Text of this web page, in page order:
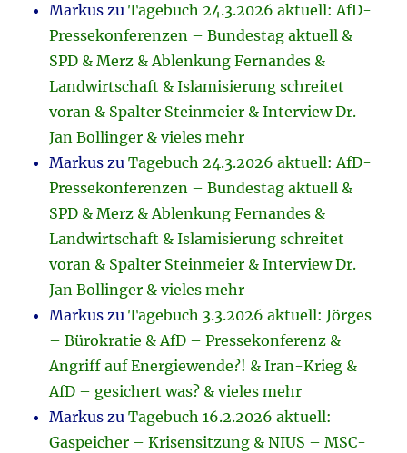
Markus zuTagebuch 24.3.2026 aktuell: AfD-
Pressekonferenzen – Bundestag aktuell &
SPD & Merz & Ablenkung Fernandes &
Landwirtschaft & Islamisierung schreitet
voran & Spalter Steinmeier & Interview Dr.
Jan Bollinger & vieles mehr
Markus zuTagebuch 24.3.2026 aktuell: AfD-
Pressekonferenzen – Bundestag aktuell &
SPD & Merz & Ablenkung Fernandes &
Landwirtschaft & Islamisierung schreitet
voran & Spalter Steinmeier & Interview Dr.
Jan Bollinger & vieles mehr
Markus zuTagebuch 3.3.2026 aktuell: Jörges
– Bürokratie & AfD – Pressekonferenz &
Angriff auf Energiewende?! & Iran-Krieg &
AfD – gesichert was? & vieles mehr
Markus zuTagebuch 16.2.2026 aktuell:
Gaspeicher – Krisensitzung & NIUS – MSC-